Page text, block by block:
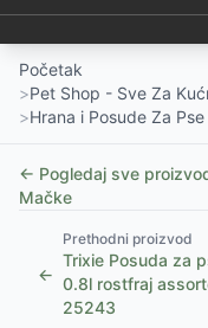
Početak
>Pet Shop - Sve Za
>Hrana i Posude Za
← Pogledaj sve
Mačke
←
Prethodni proizvod
Trixie Posuda za
0.8l rostfraj
25243